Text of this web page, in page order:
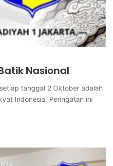
Nasional
tanggal 2 Oktober adalah
Indonesia. Peringatan ini